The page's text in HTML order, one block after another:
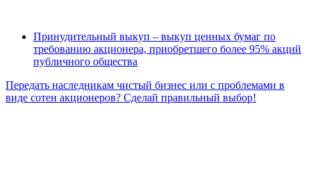
Принудительный выкуп – выкуп ценных бумаг по
требованию акционера, приобретшего более 95% акций
публичного общества
Передать наследникам чистый бизнес или с проблемами в
виде сотен акционеров? Сделай правильный выбор!